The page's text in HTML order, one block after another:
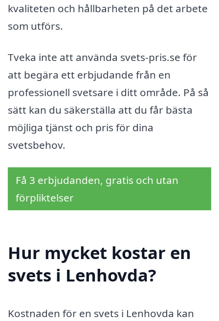
kvaliteten och hållbarheten på det arbete
som utförs.
Tveka inte att använda svets-pris.se för
att begära ett erbjudande från en
professionell svetsare i ditt område. På så
sätt kan du säkerställa att du får bästa
möjliga tjänst och pris för dina
svetsbehov.
Få 3 erbjudanden, gratis och utan
förpliktelser
Hur mycket kostar en
svets i Lenhovda?
Kostnaden för en svets i Lenhovda kan